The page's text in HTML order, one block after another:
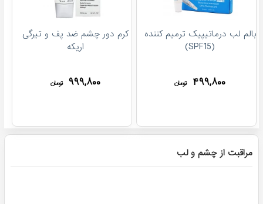
بالم لب درماتیپیک ترمیم کننده
(SPF15)
۴۹۹,۸۰۰ تومان
کرم دور چشم ضد پف و تیرگی
اریکه
۹۹۹,۸۰۰ تومان
مراقبت از چشم و لب